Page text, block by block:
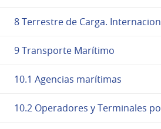
8 Terrestre de Carga.
9 Transporte Marítimo
10.1 Agencias marítimas
10.2 Operadores y Terminales